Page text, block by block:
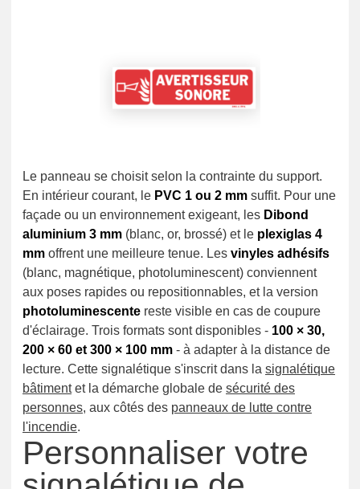
Le panneau se choisit selon la contrainte du support.
En intérieur courant, le PVC 1 ou 2 mm suffit. Pour une
façade ou un environnement exigeant, les Dibond
aluminium 3 mm (blanc, or, brossé) et le plexiglas 4
mm offrent une meilleure tenue. Les vinyles adhésifs
(blanc, magnétique, photoluminescent) conviennent
aux poses rapides ou repositionnables, et la version
photoluminescente reste visible en cas de coupure
d'éclairage. Trois formats sont disponibles - 100 × 30,
200 × 60 et 300 × 100 mm - à adapter à la distance de
lecture. Cette signalétique s'inscrit dans la signalétique
bâtimentet la démarche globale de sécurité des
personnes, aux côtés des panneaux de lutte contre
l'incendie.
Personnaliser votre